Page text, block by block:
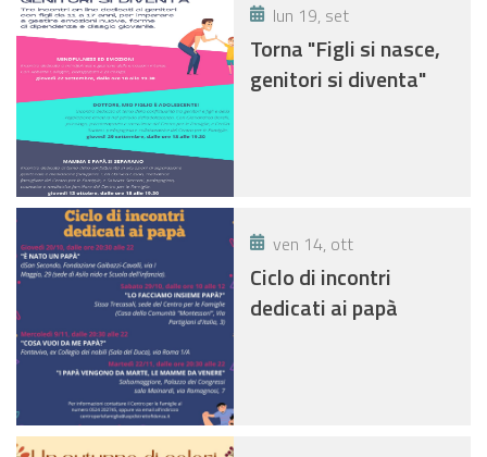
lun 19, set
Torna "Figli si nasce,
genitori si diventa"
ven 14, ott
Ciclo di incontri
dedicati ai papà